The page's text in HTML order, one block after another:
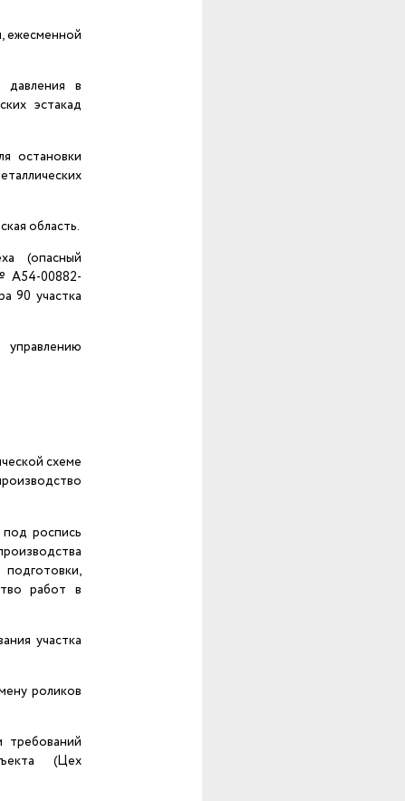
ежесменной
давления в
эстакад
остановки
область.
(опасный
А54-00882-
90 участка
схеме
роспись
работ в
участка
роликов
требований
(Цех